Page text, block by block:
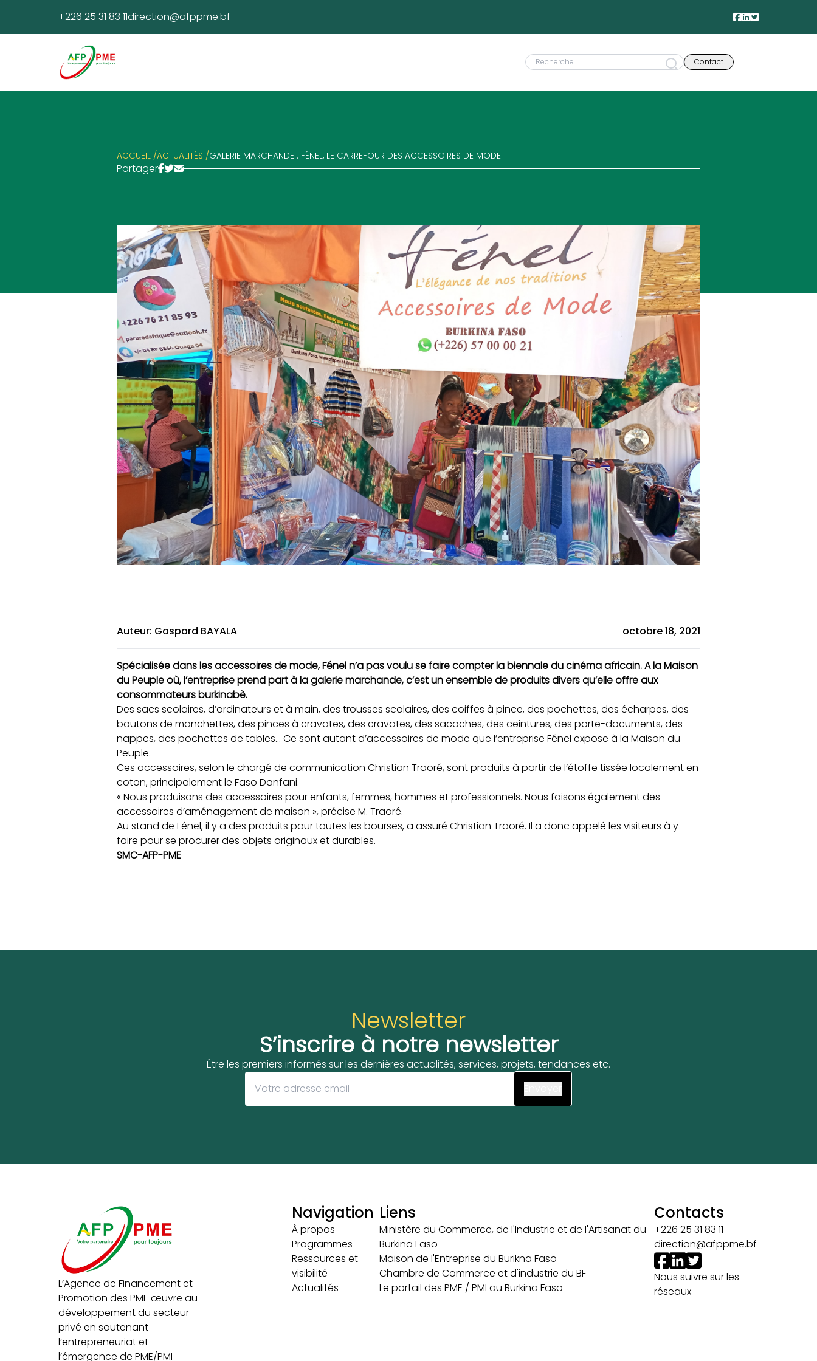
+226 25 31 83 11direction@afppme.bf
Contact
ACCUEIL /ACTUALITÉS /GALERIE MARCHANDE : FÉNEL, LE CARREFOUR DES ACCESSOIRES DE MODE
Partager
Auteur: Gaspard BAYALA octobre 18, 2021
Spécialisée dans les accessoires de mode, Fénel n’a pas voulu se faire compter la biennale du cinéma africain. A la Maison
du Peuple où, l’entreprise prend part à la galerie marchande, c’est un ensemble de produits divers qu’elle offre aux
consommateurs burkinabè.
Des sacs scolaires, d’ordinateurs et à main, des trousses scolaires, des coiffes à pince, des pochettes, des écharpes, des
boutons de manchettes, des pinces à cravates, des cravates, des sacoches, des ceintures, des porte-documents, des
nappes, des pochettes de tables… Ce sont autant d’accessoires de mode que l’entreprise Fénel expose à la Maison du
Peuple.
Ces accessoires, selon le chargé de communication Christian Traoré, sont produits à partir de l’étoffe tissée localement en
coton, principalement le Faso Danfani.
« Nous produisons des accessoires pour enfants, femmes, hommes et professionnels. Nous faisons également des
accessoires d’aménagement de maison », précise M. Traoré.
Au stand de Fénel, il y a des produits pour toutes les bourses, a assuré Christian Traoré. Il a donc appelé les visiteurs à y
faire pour se procurer des objets originaux et durables.
SMC-AFP-PME
Newsletter
S’inscrire à notre newsletter
Être les premiers informés sur les dernières actualités, services, projets, tendances etc.
L’Agence de Financement et
Promotion des PME œuvre au
développement du secteur
privé en soutenant
l’entrepreneuriat et
l’émergence de PME/PMI
Navigation
À propos
Programmes
Ressources et
visibilité
Actualités
Liens
Ministère du Commerce, de l'Industrie et de l'Artisanat du
Burkina Faso
Maison de l'Entreprise du Burikna Faso
Chambre de Commerce et d'industrie du BF
Le portail des PME / PMI au Burkina Faso
Contacts
+226 25 31 83 11
direction@afppme.bf
Nous suivre sur les
réseaux